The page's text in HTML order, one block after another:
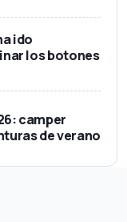
ido
los botones
camper
de verano